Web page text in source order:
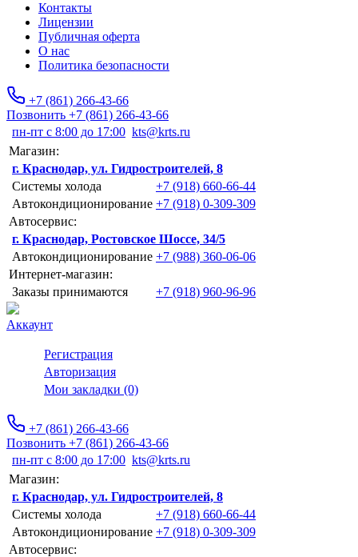
Контакты
Лицензии
Публичная оферта
О нас
Политика безопасности
+7 (861) 266-43-66
Позвонить +7 (861) 266-43-66
пн-пт с 8:00 до 17:00 kts@krts.ru
Магазин:
г. Краснодар, ул. Гидростроителей, 8
Системы холода
+7 (918) 660-66-44
Автокондиционирование +7 (918) 0-309-309
Автосервис:
г. Краснодар, Ростовское Шоссе, 34/5
Автокондиционирование +7 (988) 360-06-06
Интернет-магазин:
Заказы принимаются
+7 (918) 960-96-96
Аккаунт
Регистрация
Авторизация
Мои закладки (0)
+7 (861) 266-43-66
Позвонить +7 (861) 266-43-66
пн-пт с 8:00 до 17:00 kts@krts.ru
Магазин:
г. Краснодар, ул. Гидростроителей, 8
Системы холода
+7 (918) 660-66-44
Автокондиционирование +7 (918) 0-309-309
Автосервис: